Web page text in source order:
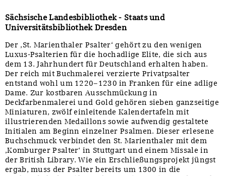
Sächsische Landesbibliothek - Staats und
Universitätsbibliothek Dresden
Der ‚St. Marienthaler Psalter‘ gehört zu den wenigen
Luxus-Psalterien für die hochadlige Elite, die sich aus
dem 13. Jahrhundert für Deutschland erhalten haben.
Der reich mit Buchmalerei verzierte Privatpsalter
entstand wohl um 1220–1230 in Franken für eine adlige
Dame. Zur kostbaren Ausschmückung in
Deckfarbenmalerei und Gold gehören sieben ganzseitige
Miniaturen, zwölf einleitende Kalendertafeln mit
illustrierenden Medaillons sowie aufwendig gestaltete
Initialen am Beginn einzelner Psalmen. Dieser erlesene
Buchschmuck verbindet den St. Marienthaler mit dem
‚Komburger Psalter‘ in Stuttgart und einem Missale in
der British Library. Wie ein Erschließungsprojekt jüngst
ergab, muss der Psalter bereits um 1300 in die